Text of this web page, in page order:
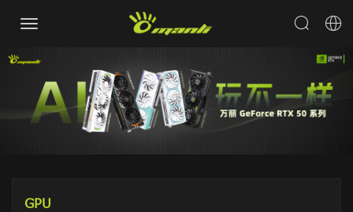
GPU